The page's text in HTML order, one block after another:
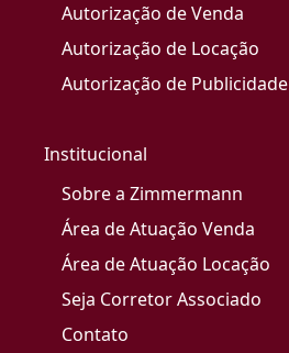
Autorização de Venda
Autorização de Locação
Autorização de Publicidade
Institucional
Sobre a Zimmermann
Área de Atuação Venda
Área de Atuação Locação
Seja Corretor Associado
Contato